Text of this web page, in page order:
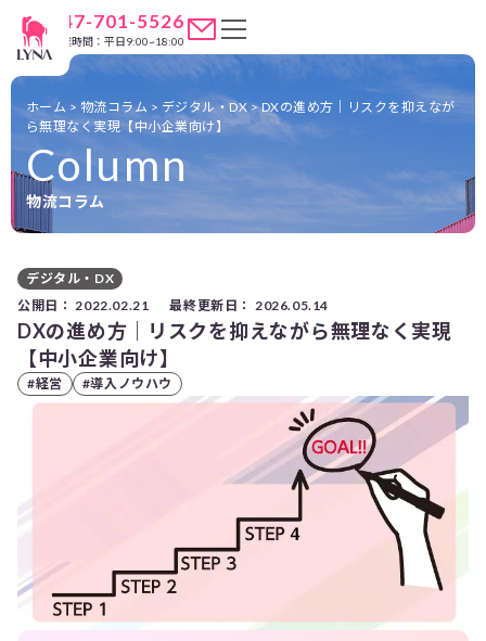
047-701-5526
営業時間：平日9:00~18:00
Column
物流コラム
ホーム > 物流コラム > デジタル・DX>DXの進め方｜リスクを抑えなが
ら無理なく実現【中小企業向け】
デジタル・DX
公開日： 2022.02.21 最終更新日： 2026.05.14
DXの進め方｜リスクを抑えながら無理なく実現
【中小企業向け】
#経営 #導入ノウハウ